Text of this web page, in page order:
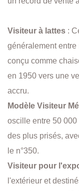
Visiteur à lattes :
généralement
conçu comme
en 1950 vers une
accru.
Modèle Visiteur
oscille entre 50
des plus prisés,
le n°350.
Visiteur pour
l'extérieur et